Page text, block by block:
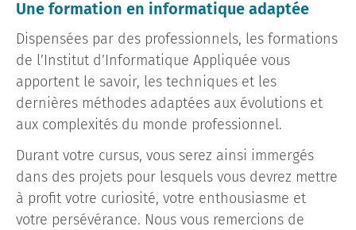
Une formation en informatique adaptée
Dispensées par des professionnels, les formations
de l’Institut d’Informatique Appliquée vous
apportent le savoir, les techniques et les
dernières méthodes adaptées aux évolutions et
aux complexités du monde professionnel.
Durant votre cursus, vous serez ainsi immergés
dans des projets pour lesquels vous devrez mettre
à profit votre curiosité, votre enthousiasme et
votre persévérance. Nous vous remercions de